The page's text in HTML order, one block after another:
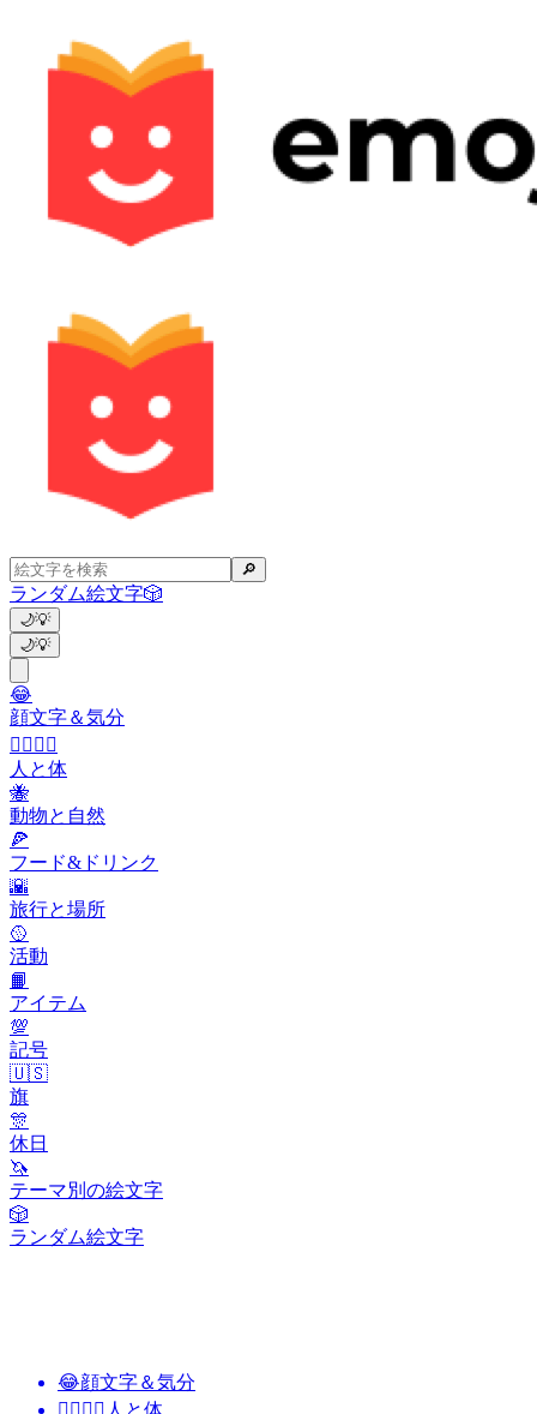
🔎
ランダム絵文字🎲
🌙💡
🌙💡
😂
顔文字＆気分
👩‍❤️‍💋‍👨
人と体
🐝
動物と自然
🍕
フード&ドリンク
🌇
旅行と場所
🥎
活動
📙
アイテム
💯
記号
🇺🇸
旗
🎊
休日
🦄
テーマ別の絵文字
🎲
ランダム絵文字
😂顔文字＆気分
👩‍❤️‍💋‍👨 人と体